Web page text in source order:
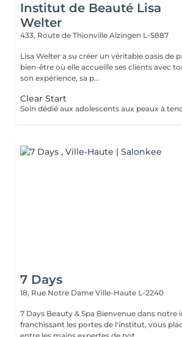
Institut de Beauté Lisa
Welter
433, Route de Thionville Alzingen L-5887
Lisa Welter a su créer un véritable oasis de
bien-être où elle accueille ses clients avec
son expérience, sa p...
Clear Start
Soin dédié aux adolescents aux peaux à
7 Days
18, Rue Notre Dame Ville-Haute L-2240
7 Days Beauty & Spa Bienvenue dans notre institut, En
franchissant les portes de l'institut, vous